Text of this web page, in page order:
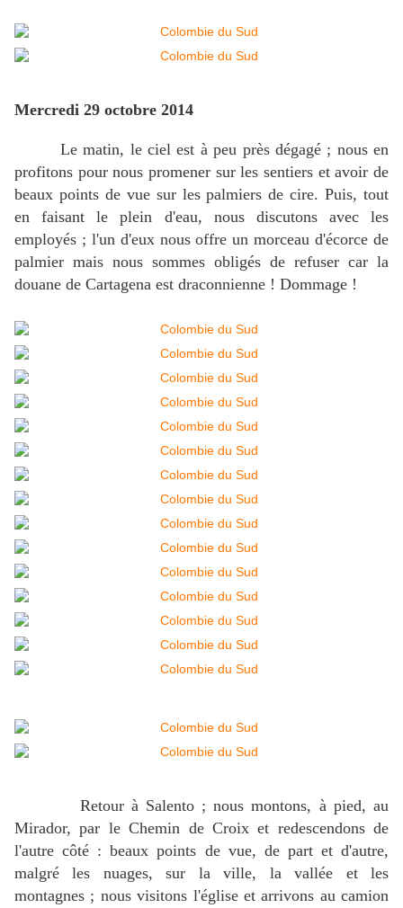
Mercredi 29 octobre 2014
Le matin, le ciel est à peu près dégagé ; nous en
profitons pour nous promener sur les sentiers et avoir de
beaux points de vue sur les palmiers de cire. Puis, tout
en faisant le plein d'eau, nous discutons avec les
employés ; l'un d'eux nous offre un morceau d'écorce de
palmier mais nous sommes obligés de refuser car la
douane de Cartagena est draconnienne ! Dommage !
Retour à Salento ; nous montons, à pied, au
Mirador, par le Chemin de Croix et redescendons de
l'autre côté : beaux points de vue, de part et d'autre,
malgré les nuages, sur la ville, la vallée et les
montagnes ; nous visitons l'église et arrivons au camion